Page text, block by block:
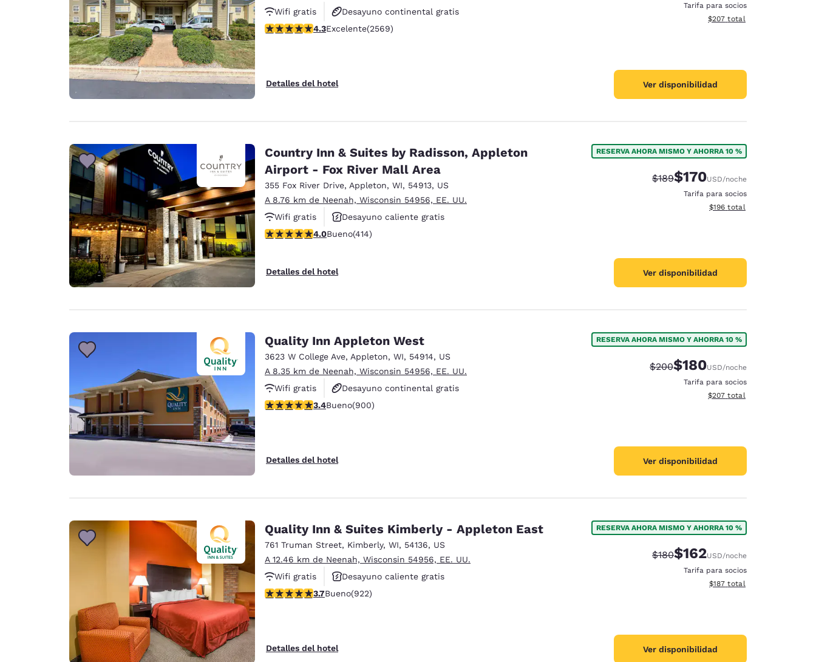
Deutschland
Deutsch
Germany
English
Spain
English
Asia-Pacífico
Australia
English
India
English
Wifi gratis
Desayuno continental gratis
Desayuno caliente gratis
Calificación de 4.25 estrellas. Excelente. 2569 reseñas
4.3Excelente(2569)
Detalles del hotel
Tarifa para socios
Ver detalles totales
$207 total
Ver disponibilidad
Country Inn & Suites by Radisson, Appleton
Airport - Fox River Mall Area
355 Fox River Drive, Appleton, WI, 54913, US
A 8.76 km de Neenah, Wisconsin 54956, EE. UU.
Wifi gratis
Desayuno caliente gratis
Hoteles que aceptan mascotas
Calificación de 3.96 estrellas. Bueno. 414 reseñas
4.0Bueno(414)
Detalles del hotel
RESERVA AHORA MISMO Y AHORRA 10 %
Tarifa tachada:
$189Tarifa reducida:
$170USD/noche
Tarifa para socios
Ver detalles totales
$196 total
Ver disponibilidad
Quality Inn Appleton West
3623 W College Ave, Appleton, WI, 54914, US
A 8.35 km de Neenah, Wisconsin 54956, EE. UU.
Wifi gratis
Desayuno continental gratis
Hoteles que aceptan mascotas
Calificación de 3.41 estrellas. Bueno. 900 reseñas
3.4Bueno(900)
Detalles del hotel
RESERVA AHORA MISMO Y AHORRA 10 %
Tarifa tachada:
$200Tarifa reducida:
$180USD/noche
Tarifa para socios
Ver detalles totales
$207 total
Ver disponibilidad
Quality Inn & Suites Kimberly - Appleton East
761 Truman Street, Kimberly, WI, 54136, US
A 12.46 km de Neenah, Wisconsin 54956, EE. UU.
Wifi gratis
Desayuno caliente gratis
Hoteles que aceptan mascotas
Calificación de 3.74 estrellas. Bueno. 922 reseñas
3.7Bueno(922)
Detalles del hotel
RESERVA AHORA MISMO Y AHORRA 10 %
Tarifa tachada:
$180Tarifa reducida:
$162USD/noche
Tarifa para socios
Ver detalles totales
$187 total
Ver disponibilidad